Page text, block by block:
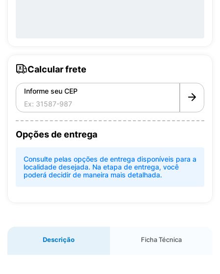
Calcular frete
Informe seu CEP
Opções de entrega
Consulte pelas opções de entrega disponíveis para a
localidade desejada. Na etapa de entrega, você
poderá decidir de maneira mais detalhada.
Descrição Ficha Técnica